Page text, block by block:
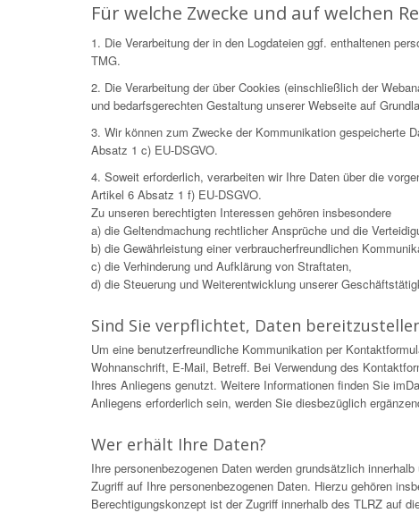
Für welche Zwecke und auf welchen
1. Die Verarbeitung der in den Logdateien ggf. enthaltenen
TMG.
2. Die Verarbeitung der über Cookies (einschließlich der
und bedarfsgerechten Gestaltung unserer Webseite auf
3. Wir können zum Zwecke der Kommunikation gespeicherte
Absatz 1 c) EU-DSGVO.
4. Soweit erforderlich, verarbeiten wir Ihre Daten über die
Artikel 6 Absatz 1 f) EU-DSGVO.
Zu unseren berechtigten Interessen gehören insbesondere
a) die Geltendmachung rechtlicher Ansprüche und die
b) die Gewährleistung einer verbraucherfreundlichen
c) die Verhinderung und Aufklärung von Straftaten,
d) die Steuerung und Weiterentwicklung unserer
Sind Sie verpflichtet, Daten
Um eine benutzerfreundliche Kommunikation per
Wohnanschrift, E-Mail, Betreff. Bei Verwendung des
Ihres Anliegens genutzt. Weitere Informationen finden Sie
Anliegens erforderlich sein, werden Sie diesbezüglich
Wer erhält Ihre Daten?
Ihre personenbezogenen Daten werden grundsätzlich
Zugriff auf Ihre personenbezogenen Daten. Hierzu gehören
Berechtigungskonzept ist der Zugriff innerhalb des TLRZ auf